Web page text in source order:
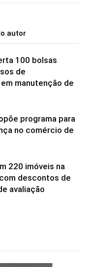
autor
100 bolsas
de
manutenção de
programa para
no comércio de
220 imóveis na
descontos de
avaliação